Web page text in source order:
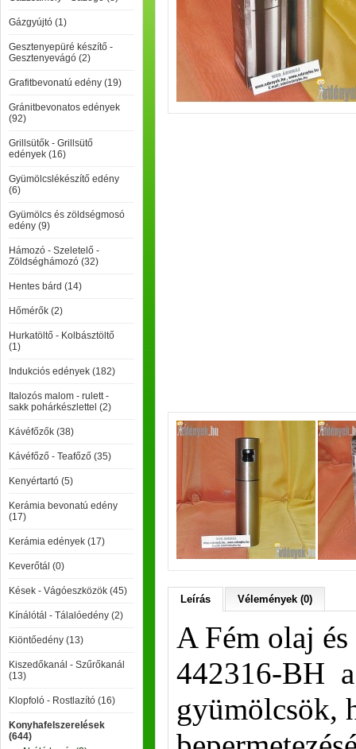
Gázgyújtó (1)
Gesztenyepüré készítő -
Gesztenyevágó (2)
Grafitbevonatú edény (19)
Gránitbevonatos edények
(92)
Grillsütők - Grillsütő
edények (16)
Gyümölcslékészítő edény
(6)
Gyümölcs és zöldségmosó
edény (9)
Hámozó - Szeletelő -
Zöldséghámozó (32)
Hentes bárd (14)
Hőmérők (2)
Hurkatöltő - Kolbásztöltő
(1)
Indukciós edények (182)
Italozós malom - rulett -
sakk pohárkészlettel (2)
Kávéfőzők (38)
Kávéfőző - Teafőző (35)
Kenyértartó (5)
Kerámia bevonatú edény
(17)
Kerámia edények (17)
Keverőtál (0)
Kések - Vágóeszközök (45)
Kínálótál - Tálalóedény (2)
Kiöntőedény (13)
Kiszedőkanál - Szűrőkanál
(13)
Klopfoló - Rostlazító (16)
Konyhafelszerelések
(644)
Leírás Vélemények (0)
A Fém olaj
442316-BH
gyümölcsök,